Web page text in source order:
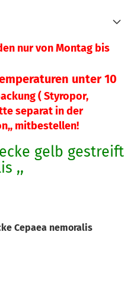
nur von Montag bis
unter 10
( Styropor,
separat in der
mitbestellen!
gelb gestreift
,,
Cepaea nemoralis